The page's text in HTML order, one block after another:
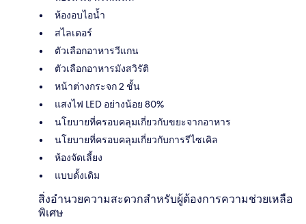
ห้องอบไอน้ำ
สไลเดอร์
ตัวเลือกอาหารวีแกน
ตัวเลือกอาหารมังสวิรัติ
หน้าต่างกระจก 2 ชั้น
แสงไฟ LED อย่างน้อย 80%
นโยบายที่ครอบคลุมเกี่ยวกับขยะจากอาหาร
นโยบายที่ครอบคลุมเกี่ยวกับการรีไซเคิล
ห้องจัดเลี้ยง
แบบดั้งเดิม
สิ่งอำนวยความสะดวกสำหรับผู้ต้องการความช่วยเหลือ
พิเศษ